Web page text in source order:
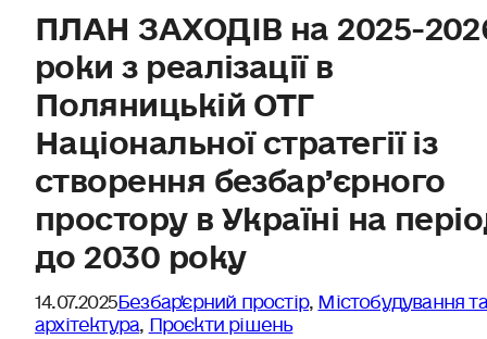
ПЛАН ЗАХОДІВ на 2025-
роки з реалізації в
Поляницькій ОТГ
Національної стратегії із
створення безбар’єрного
простору в Україні на
до 2030 року
14.07.2025Безбар'єрний простір, Містобудування та
архітектура,Проєкти рішень